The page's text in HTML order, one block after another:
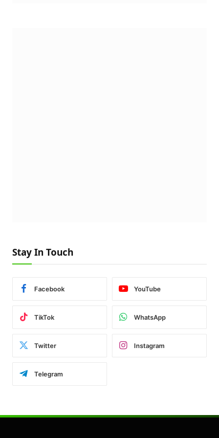
Stay In Touch
Facebook YouTube
TikTok WhatsApp
Twitter Instagram
Telegram